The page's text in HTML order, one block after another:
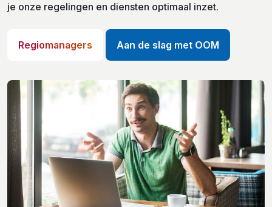
je onze regelingen en diensten optimaal inzet.
Regiomanagers Aan de slag met OOM